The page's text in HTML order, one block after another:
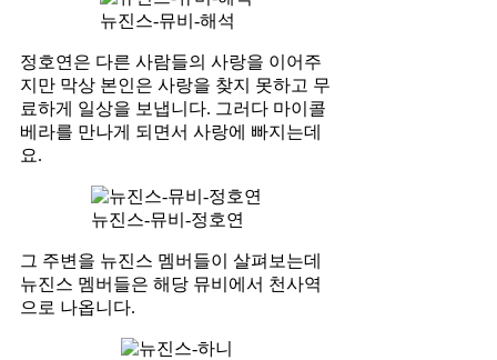
뉴진스-뮤비-해석
정호연은 다른 사람들의 사랑을 이어주
지만 막상 본인은 사랑을 찾지 못하고 무
료하게 일상을 보냅니다. 그러다 마이콜
베라를 만나게 되면서 사랑에 빠지는데
요.
뉴진스-뮤비-정호연
그 주변을 뉴진스 멤버들이 살펴보는데
뉴진스 멤버들은 해당 뮤비에서 천사역
으로 나옵니다.